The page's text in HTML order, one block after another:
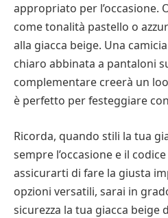
appropriato per l’occasione.
come tonalità pastello o
alla giacca beige. Una
chiaro abbinata a pantaloni
complementare creerà un
è perfetto per festeggiare
Ricorda, quando stili la tua
sempre l’occasione e il
assicurarti di fare la giusta
opzioni versatili, sarai in
sicurezza la tua giacca beige